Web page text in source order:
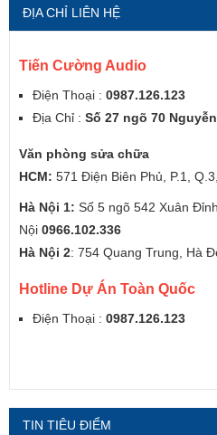
ĐỊA CHỈ LIÊN HỆ
Tiến Cường Audio
Điện Thoại : 0987.126.123
Địa Chỉ : Số 27 ngõ 70
Văn phòng sửa chữa
HCM: 571 Điện Biên Phủ, P.1,
Hà Nội 1: Số 5 ngõ 542 Xuân
Nội 0966.102.336
Hà Nội 2: 754 Quang Trung, Hà
Hotline Dự Án Toàn Quốc
Điện Thoại : 0987.126.123
TIN TIÊU ĐIỂM